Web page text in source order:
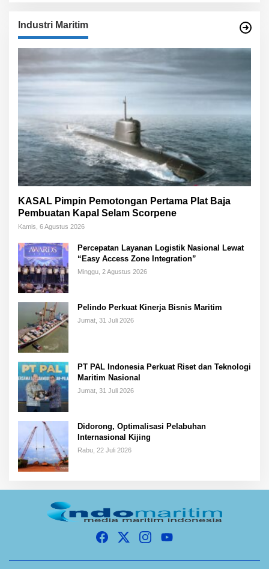
Industri Maritim
KASAL Pimpin Pemotongan Pertama Plat Baja
Pembuatan Kapal Selam Scorpene
Kamis, 6 Agustus 2026
Percepatan Layanan Logistik Nasional Lewat
“Easy Access Zone Integration”
Minggu, 2 Agustus 2026
Pelindo Perkuat Kinerja Bisnis Maritim
Jumat, 31 Juli 2026
PT PAL Indonesia Perkuat Riset dan Teknologi
Maritim Nasional
Jumat, 31 Juli 2026
Didorong, Optimalisasi Pelabuhan
Internasional Kijing
Rabu, 22 Juli 2026